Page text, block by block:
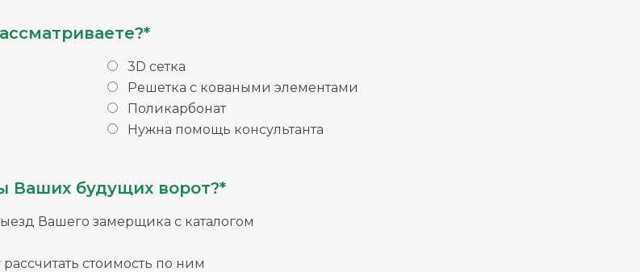
3D сетка
Решетка с коваными элементами
Поликарбонат
Нужна помощь консультанта
Ваших будущих ворот?*
Вашего замерщика с каталогом
стоимость по ним